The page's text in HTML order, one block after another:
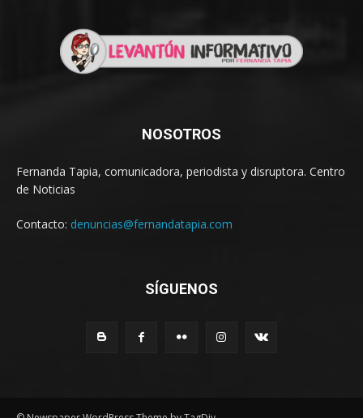
NOSOTROS
Fernanda Tapia, comunicadora, periodista y disruptora. Centro
de Noticias
Contacto: denuncias@fernandatapia.com
SÍGUENOS